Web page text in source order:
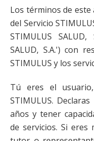
Los términos de
del Servicio
STIMULUS
SALUD, S.A.') con
STIMULUS y los
Tú eres el
STIMULUS.
años y tener
de servicios. Si eres